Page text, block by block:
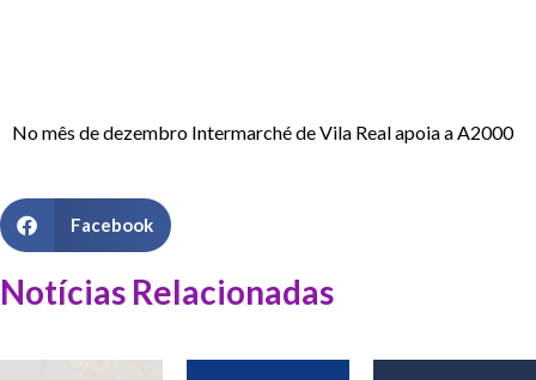
No mês de dezembro Intermarché de Vila Real apoia a A2000
Facebook
Notícias Relacionadas